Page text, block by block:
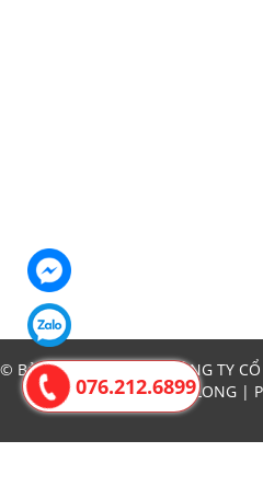
© Bản quyền thuộc về CÔNG TY
Ô TÔ THĂNG LONG |
076.212.6899